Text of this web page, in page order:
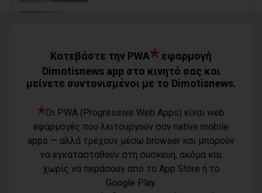
Χαρδαλιάς: «Καμία ανεμογεννήτρια σε
08/08/2026
Με τη συνδρομή του Δήμου Αθηναίων
βελτιώθηκε ο περιβάλλων χώρος της
Εθνικής Βιβλιοθήκης
Κατεβάστε την PWA* εφαρμογή
Dimotisnews app στο κινητό σας και
μείνετε συντονισμένοι με το Dimotisnews.
*Οι PWA (Progressive Web Apps) είναι web
εφαρμογές που λειτουργούν σαν native mobile
apps — αλλά τρέχουν μέσω browser και μπορούν
να εγκατασταθούν στη συσκευή, ακόμα και
χωρίς να περάσουν από το App Store ή το
Google Play.